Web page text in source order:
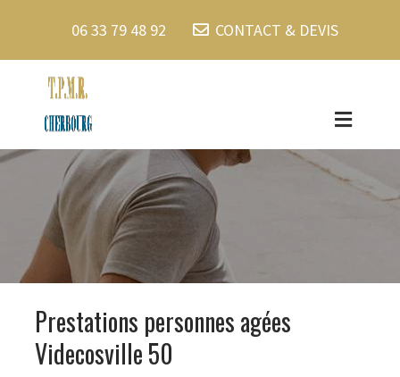
06 33 79 48 92 CONTACT & DEVIS
Prestations personnes agées
Videcosville 50